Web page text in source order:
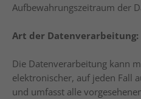
Aufbewahrungszeitraum der
Art der Datenverarbeitung:
Die Datenverarbeitung kann
elektronischer, auf jeden Fall
und umfasst alle